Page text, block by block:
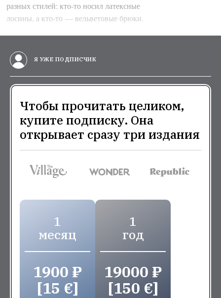
разных стилей: кто-то носил латексные
лосины, а кто-то — вельветовые брюки.
Я УЖЕ ПОДПИСЧИК
Чтобы прочитать целиком,
купите подписку. Она
открывает сразу три издания
1
месяц
1900 ₽
[15 €]
1
год
19000 ₽
[150 €]